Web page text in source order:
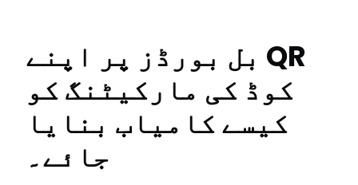
بل بورڈز پر اپنے QR
کوڈ کی مارکیٹنگ کو
کیسے کامیاب بنایا
جائے۔